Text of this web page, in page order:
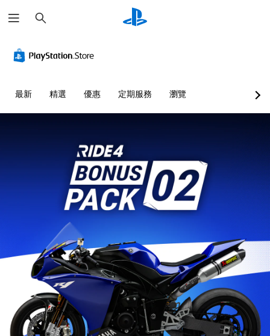
尋
最新 精選 優惠 定期服務 瀏覽